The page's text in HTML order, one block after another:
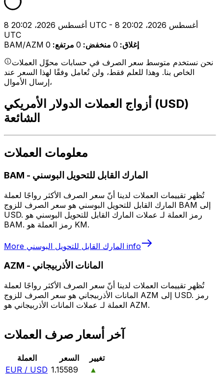
8 أغسطس 2026، 20:02 UTC - 8 أغسطس 2026، 20:02
UTC
BAM/AZM
إغلاق:
0 منخفض:
0 مرتفع:
0
نحن نستخدم متوسط سعر الصرف في حسابات محوِّل العملات
الخاص بنا. وهذا للعلم فقط، ولن تُعامل وفقًا لهذا السعر عند
إرسال الأموال،
أزواج العملات الدولار الأمريكي (USD)
الشائعة
معلومات العملات
BAM - المارك القابل للتحويل البوسني
تُظهر تقييمات العملات لدينا أنّ سعر الصرف الأكثر رواجًا لعملة
المارك القابل للتحويل البوسني هو سعر الصرف للزوج BAM إلى
USD. رمز العملة لـ عملات المارك القابل للتحويل البوسني هو
BAM. رمز العملة هو KM.
More المارك القابل للتحويل البوسني info
AZM - المانات الأذربيجاني
تُظهر تقييمات العملات لدينا أنّ سعر الصرف الأكثر رواجًا لعملة
المانات الأذربيجاني هو سعر الصرف للزوج AZM إلى USD. رمز
العملة لـ عملات المانات الأذربيجاني هو AZM.
آخر أسعار صرف العملات
العملة السعر
تغيير
EUR / USD 1.15589
▲